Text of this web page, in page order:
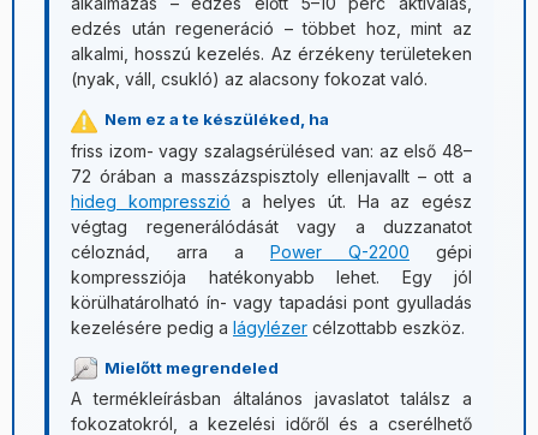
edzés után regeneráció – többet hoz, mint az
alkalmi, hosszú kezelés. Az érzékeny területeken
(nyak, váll, csukló) az alacsony fokozat való.
Nem ez a te készüléked, ha
friss izom- vagy szalagsérülésed van: az első 48–
72 órában a masszázspisztoly ellenjavallt – ott a
hideg kompresszió a helyes út. Ha az egész
végtag regenerálódását vagy a duzzanatot
céloznád, arra a Power Q-2200 gépi
kompressziója hatékonyabb lehet. Egy jól
körülhatárolható ín- vagy tapadási pont gyulladás
kezelésére pedig a lágylézer célzottabb eszköz.
Mielőtt megrendeled
A termékleírásban általános javaslatot találsz a
fokozatokról, a kezelési időről és a cserélhető